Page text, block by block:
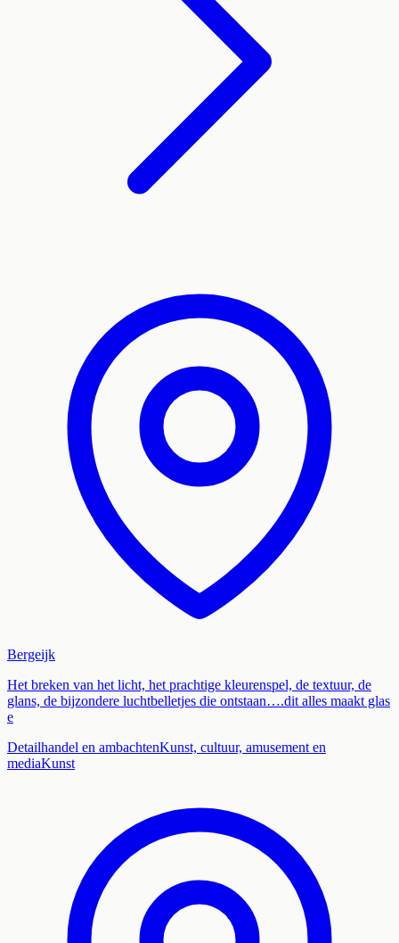
Bergeijk
Het breken van het licht, het prachtige kleurenspel, de textuur, de
glans, de bijzondere luchtbelletjes die ontstaan….dit alles maakt glas
e
Detailhandel en ambachtenKunst, cultuur, amusement en
mediaKunst